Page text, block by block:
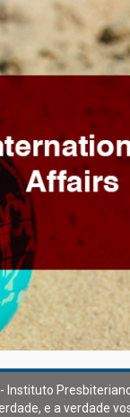
Instituto
e a verdade